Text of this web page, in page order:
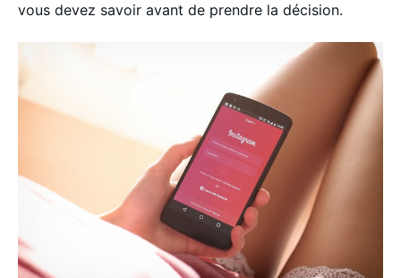
vous devez savoir avant de prendre la décision.